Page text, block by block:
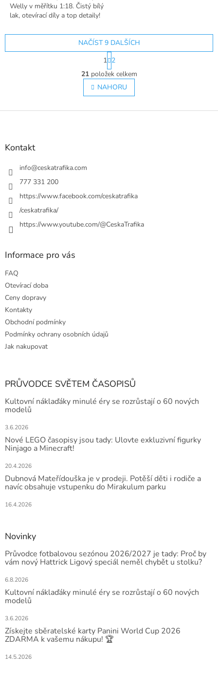
Welly v měřítku 1:18. Čistý bílý
lak, otevírací díly a top detaily!
O
v
l
á
ý
s
NAČÍST 9 DALŠÍCH
S
t
r
á
n
k
v
1 2
21položek celkem
NAHORU
Z
Kontakt
info@ceskatrafika.com
777 331 200
https://www.facebook.com/ceskatrafika
/ceskatrafika/
https://www.youtube.com/@CeskaTrafika
Informace pro vás
FAQ
Otevírací doba
Ceny dopravy
Kontakty
Obchodní podmínky
Podmínky ochrany osobních údajů
Jak nakupovat
PRŮVODCE SVĚTEM ČASOPISŮ
Kultovní náklaďáky minulé éry se rozrůstají o 60 nových
modelů
3.6.2026
Nové LEGO časopisy jsou tady: Ulovte exkluzivní figurky
Ninjago a Minecraft!
20.4.2026
Dubnová Mateřídouška je v prodeji. Potěší děti i rodiče a
navíc obsahuje vstupenku do Mirakulum parku
16.4.2026
Novinky
Průvodce fotbalovou sezónou 2026/2027 je tady: Proč by
vám nový Hattrick Ligový speciál neměl chybět u stolku?
6.8.2026
Kultovní náklaďáky minulé éry se rozrůstají o 60 nových
modelů
3.6.2026
Získejte sběratelské karty Panini World Cup 2026
ZDARMA k vašemu nákupu! 🏆
14.5.2026